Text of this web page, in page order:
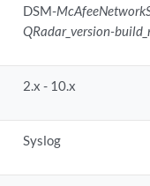
DSM-
QRadar_version-
2.x - 10.x
Syslog